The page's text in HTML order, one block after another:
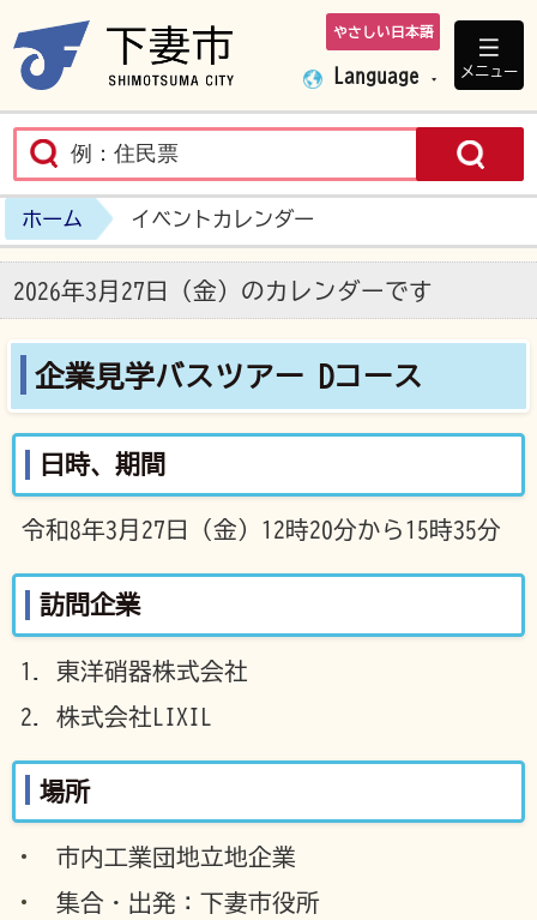
下妻市ホームペ
やさしい日本語
Language メニュー
ホーム イベントカレンダー
2026年3月27日（金）のカレンダーです
企業見学バスツアー Dコース
日時、期間
令和8年3月27日（金）12時20分から15時35分
訪問企業
東洋硝器株式会社
株式会社LIXIL
場所
市内工業団地立地企業
集合・出発：下妻市役所